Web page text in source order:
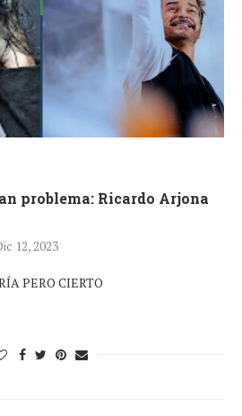
problema: Ricardo Arjona
12, 2023
PERO CIERTO